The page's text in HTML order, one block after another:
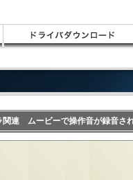
連 ムービーで操作音が録音さ